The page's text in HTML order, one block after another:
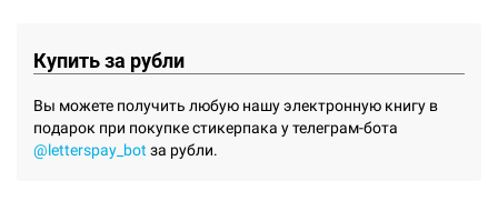
Купить за рубли
Вы можете получить любую нашу электронную книгу в
подарок при покупке стикерпака у телеграм-бота
@letterspay_bot за рубли.